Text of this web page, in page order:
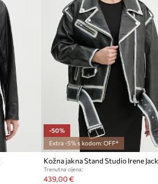
-50%
Extra -5% s kodom: OFF*
Kožna jakna Stand Studio Irene
Trenutna cijena:
439,00 €